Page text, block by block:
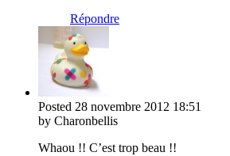
Répondre
Posted 28 novembre 2012 18:51
by Charonbellis
Whaou !! C’est trop beau !!